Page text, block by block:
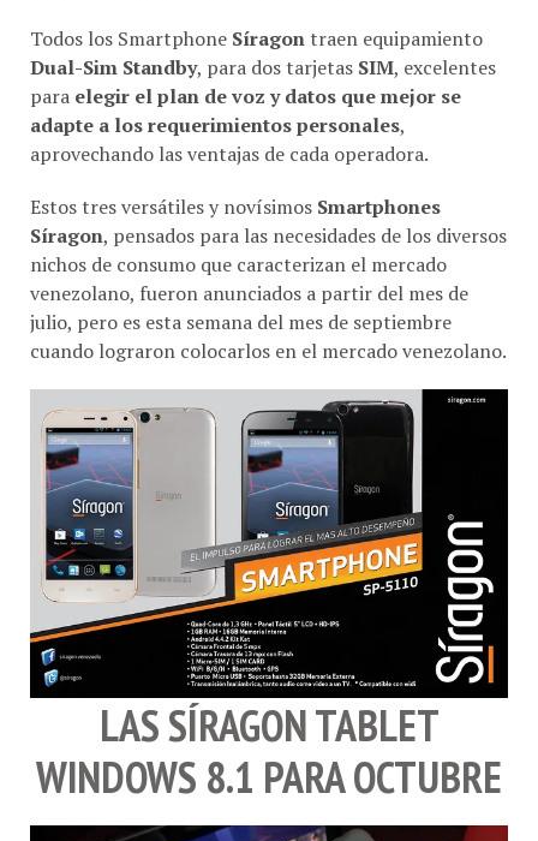
Todos los Smartphone Síragon traen equipamiento
Dual-Sim Standby, para dos tarjetas SIM, excelentes
para elegir el plan de voz y datos que mejor se
adapte a los requerimientos personales,
aprovechando las ventajas de cada operadora.
Estos tres versátiles y novísimos Smartphones
Síragon, pensados para las necesidades de los diversos
nichos de consumo que caracterizan el mercado
venezolano, fueron anunciados a partir del mes de
julio, pero es esta semana del mes de septiembre
cuando lograron colocarlos en el mercado venezolano.
LAS SÍRAGON TABLET
WINDOWS 8.1 PARA OCTUBRE